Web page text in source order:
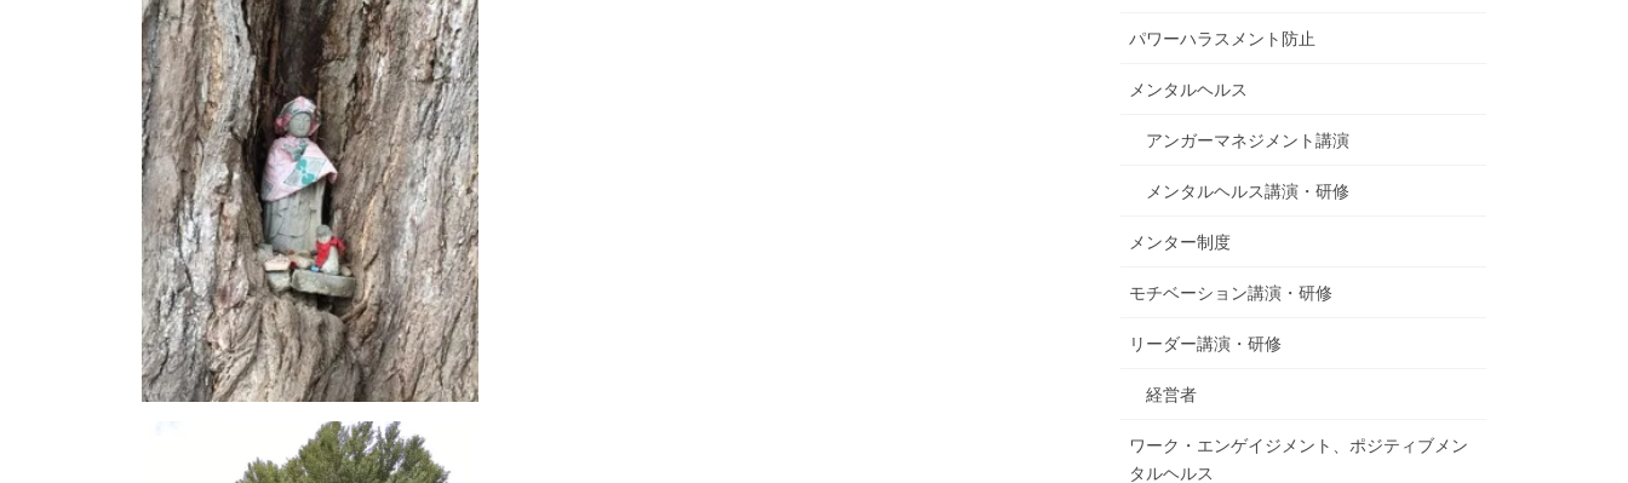
パワーハラスメント防止
メンタルヘルス
アンガーマネジメント講演
メンタルヘルス講演・研修
メンター制度
モチベーション講演・研修
リーダー講演・研修
経営者
ワーク・エンゲイジメント、ポジティブメン
タルヘルス